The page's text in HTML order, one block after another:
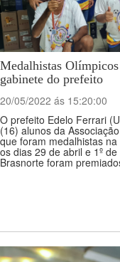
Medalhistas
gabinete do prefeito
20/05/2022 ás 15:20:00
O prefeito Edelo Ferrari
(16) alunos da
que foram medalhistas
os dias 29 de abril e 1º
Brasnorte foram